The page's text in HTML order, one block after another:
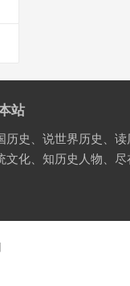
站
历史、说世界历史、读
文化、知历史人物、尽